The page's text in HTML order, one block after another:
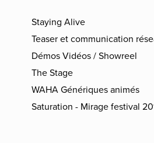
Staying Alive
Teaser et communication
Démos Vidéos / Showreel
The Stage
WAHA Génériques animés
Saturation - Mirage festival